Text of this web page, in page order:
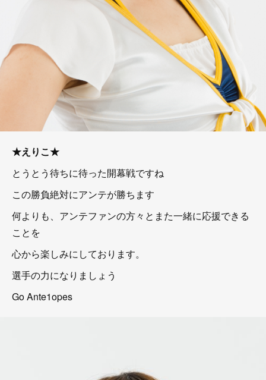
★えりこ★
とうとう待ちに待った開幕戦ですね
この勝負絶対にアンテが勝ちます
何よりも、アンテファンの方々とまた一緒に応援できる
ことを
心から楽しみにしております。
選手の力になりましょう
Go Ante1opes